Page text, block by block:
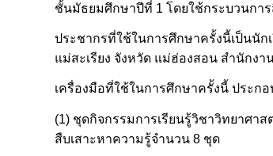
ชั้นมัธยมศึกษาปีที่ 1 โดยใช้กระบวนการ
ประชากรที่ใช้ในการศึกษาครั้งนี้เป็นนัก
แม่สะเรียง จังหวัด แม่ฮ่องสอน สำนักง
เครื่องมือที่ใช้ในการศึกษาครั้งนี้ ประกอ
(1) ชุดกิจกรรมการเรียนรู้วิชาวิทยาศา
สืบเสาะหาความรู้จำนวน 8 ชุด